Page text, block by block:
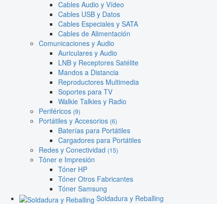
Cables Audio y Vídeo
Cables USB y Datos
Cables Especiales y SATA
Cables de Alimentación
Comunicaciones y Audio
Auriculares y Audio
LNB y Receptores Satélite
Mandos a Distancia
Reproductores Multimedia
Soportes para TV
Walkie Talkies y Radio
Periféricos (9)
Portátiles y Accesorios (6)
Baterías para Portátiles
Cargadores para Portátiles
Redes y Conectividad (15)
Tóner e Impresión
Tóner HP
Tóner Otros Fabricantes
Tóner Samsung
Soldadura y Reballing